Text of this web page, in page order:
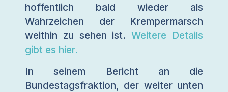
hoffentlich bald wieder als
Wahrzeichen der Krempermarsch
weithin zu sehen ist.Weitere Details
gibt es hier.
In seinem Bericht an die
Bundestagsfraktion, der weiter unten